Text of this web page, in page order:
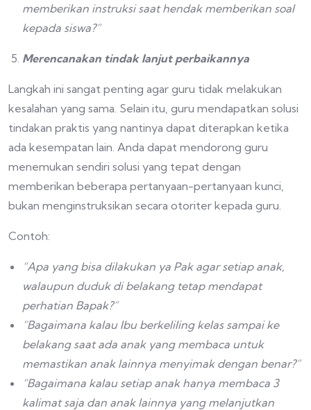
memberikan instruksi saat hendak memberikan soal
kepada siswa?”
Merencanakan tindak lanjut perbaikannya
Langkah ini sangat penting agar guru tidak melakukan
kesalahan yang sama. Selain itu, guru mendapatkan solusi
tindakan praktis yang nantinya dapat diterapkan ketika
ada kesempatan lain. Anda dapat mendorong guru
menemukan sendiri solusi yang tepat dengan
memberikan beberapa pertanyaan-pertanyaan kunci,
bukan menginstruksikan secara otoriter kepada guru.
Contoh:
“Apa yang bisa dilakukan ya Pak agar setiap anak,
walaupun duduk di belakang tetap mendapat
perhatian Bapak?”
“Bagaimana kalau Ibu berkeliling kelas sampai ke
belakang saat ada anak yang membaca untuk
memastikan anak lainnya menyimak dengan benar?”
“Bagaimana kalau setiap anak hanya membaca 3
kalimat saja dan anak lainnya yang melanjutkan